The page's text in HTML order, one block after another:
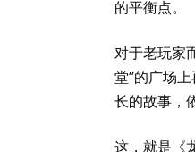
的平衡点。
对于老玩家
堂”的广场
长的故事，
这，就是《